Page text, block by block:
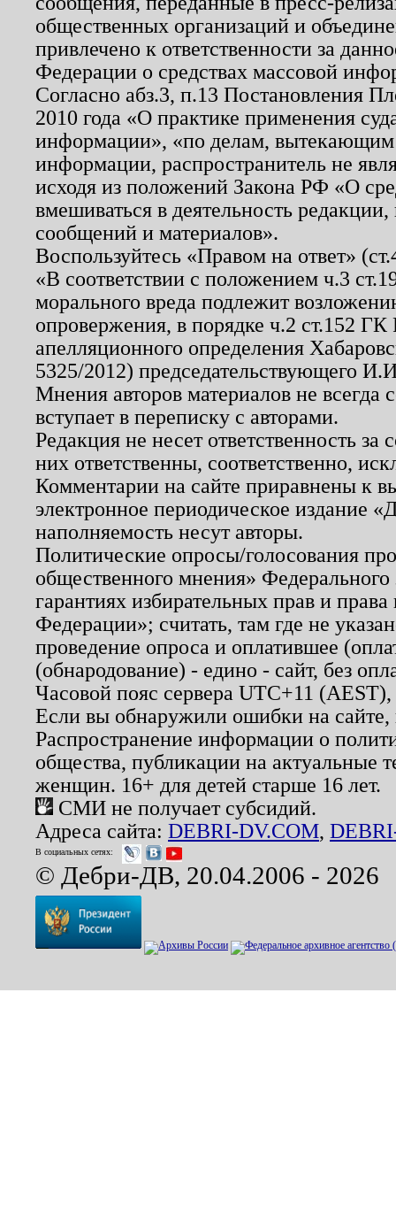
общественных организаций и
привлечено к ответственности за
Федерации о средствах массовой
Согласно абз.3, п.13 Постановления
2010 года «О практике применения
информации», «по делам, вытекающим
информации, распространитель не
исходя из положений Закона РФ «О
вмешиваться в деятельность
сообщений и материалов».
Воспользуйтесь «Правом на ответ»
«В соответствии с положением ч.3
морального вреда подлежит
опровержения, в порядке ч.2 ст.152
апелляционного определения
5325/2012) председательствующего
Мнения авторов материалов не
вступает в переписку с авторами.
Редакция не несет ответственность
них ответственны, соответственно,
Комментарии на сайте приравнены к
электронное периодическое издание
наполняемость несут авторы.
Политические опросы/голосования
общественного мнения»
гарантиях избирательных прав и
Федерации»; считать, там где не
проведение опроса и оплатившее
(обнародование) - едино - сайт, без
Часовой пояс сервера UTC+11
Если вы обнаружили ошибки на
Распространение информации о
общества, публикации на актуальные
женщин. 16+ для детей старше 16 лет.
СМИ не получает субсидий.
Адреса сайта: DEBRI-DV.COM,
В социальных сетях:
© Дебри-ДВ, 20.04.2006 - 2026